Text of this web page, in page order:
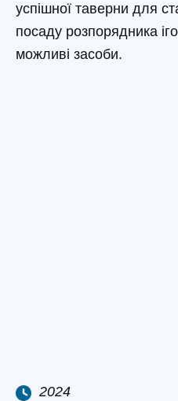
успішної таверни для
посаду розпорядника
можливі засоби.
2024